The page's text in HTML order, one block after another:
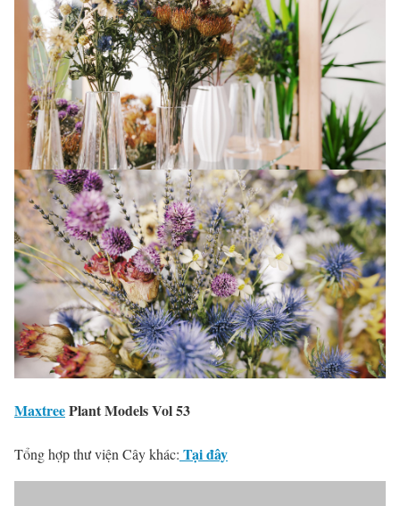
MaxtreePlant Models Vol 53
Tổng hợp thư viện Cây khác: Tại đây